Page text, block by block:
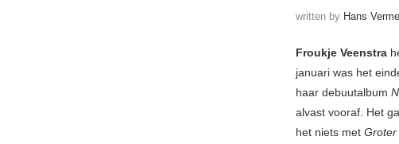
written by Hans
Froukje Veenstra
januari was het
haar debuutalbum
alvast vooraf. Het
het niets met Groter